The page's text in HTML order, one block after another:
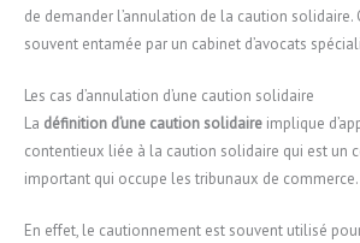
de demander l’annulation de la caution solidaire.
souvent entamée par un cabinet d’avocats
Les cas d’annulation d’une caution solidaire
La définition d’une caution solidaire implique
contentieux liée à la caution solidaire qui est un
important qui occupe les tribunaux de commerce.
En effet, le cautionnement est souvent utilisé